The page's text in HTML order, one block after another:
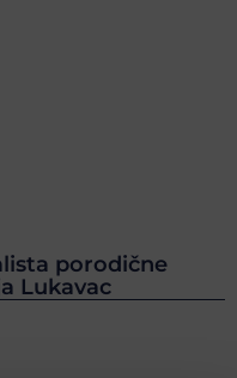
porodične
Lukavac